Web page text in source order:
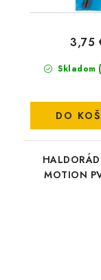
Skladom
3,75
DO
MOTION